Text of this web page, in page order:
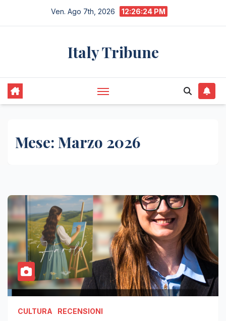
Ven. Ago 7th, 2026 12:26:25 PM
Italy Tribune
Mese: Marzo 2026
CULTURA RECENSIONI